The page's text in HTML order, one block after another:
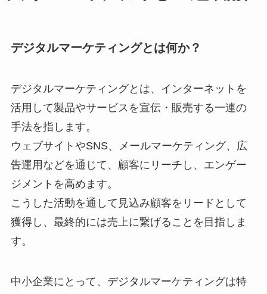
デジタルマーケティングとは何か？
デジタルマーケティングとは、インターネットを
活用して製品やサービスを宣伝・販売する一連の
手法を指します。
ウェブサイトやSNS、メールマーケティング、広
告運用などを通じて、顧客にリーチし、エンゲー
ジメントを高めます。
こうした活動を通して見込み顧客をリードとして
獲得し、最終的には売上に繋げることを目指しま
す。
中小企業にとって、デジタルマーケティングは特